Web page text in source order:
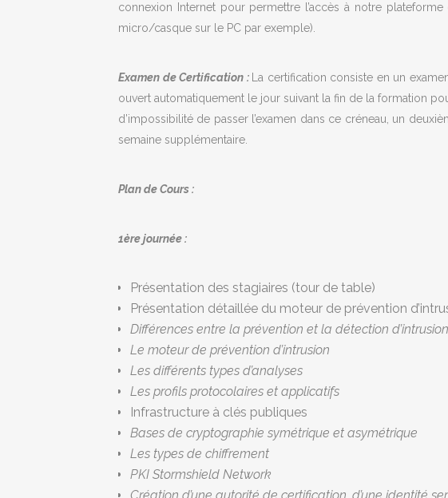
connexion Internet pour permettre l’accès à notre
micro/casque sur le PC par exemple).
Examen de Certification :
La certification consiste en un
ouvert automatiquement le jour suivant la fin de la formation
d’impossibilité de passer l’examen dans ce créneau, un
semaine supplémentaire.
Plan de Cours :
1ère journée :
Présentation des stagiaires (tour de table)
Présentation détaillée du moteur de prévention
Différences entre la prévention et la détection d’intrusion
Le moteur de prévention d’intrusion
Les différents types d’analyses
Les profils protocolaires et applicatifs
Infrastructure à clés publiques
Bases de cryptographie symétrique et asymétrique
Les types de chiffrement
PKI Stormshield Network